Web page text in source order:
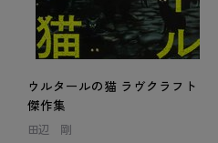
ウルタールの猫 ラヴクラフト
傑作集
田辺 剛